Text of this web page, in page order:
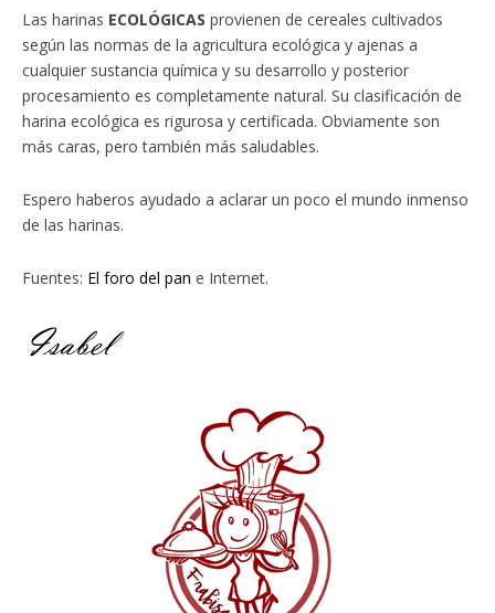
Las harinas ECOLÓGICAS provienen de cereales cultivados
según las normas de la agricultura ecológica y ajenas a
cualquier sustancia química y su desarrollo y posterior
procesamiento es completamente natural. Su clasificación de
harina ecológica es rigurosa y certificada. Obviamente son
más caras, pero también más saludables.
Espero haberos ayudado a aclarar un poco el mundo inmenso
de las harinas.
Fuentes: El foro del pan e Internet.